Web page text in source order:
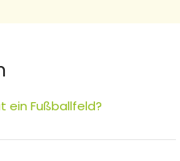
ein Fußballfeld?